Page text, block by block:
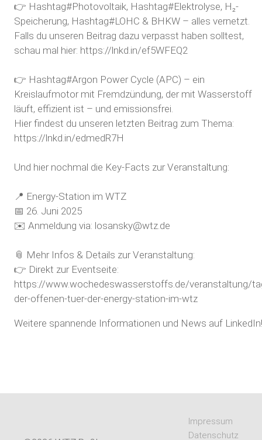
👉 Hashtag#Photovoltaik, Hashtag#Elektrolyse, H₂-
Speicherung, Hashtag#LOHC & BHKW – alles vernetzt.
Falls du unseren Beitrag dazu verpasst haben solltest,
schau mal hier: https://lnkd.in/ef5WFEQ2
👉 Hashtag#Argon Power Cycle (APC) – ein
Kreislaufmotor mit Fremdzündung, der mit Wasserstoff
läuft, effizient ist – und emissionsfrei.
Hier findest du unseren letzten Beitrag zum Thema:
https://lnkd.in/edmedR7H
Und hier nochmal die Key-Facts zur Veranstaltung:
📍 Energy-Station im WTZ
📅 26. Juni 2025
✉️ Anmeldung via: losansky@wtz.de
📎 Mehr Infos & Details zur Veranstaltung:
👉 Direkt zur Eventseite:
https://www.wochedeswasserstoffs.de/veranstaltung/
der-offenen-tuer-der-energy-station-im-wtz
Weitere spannende Informationen und News auf LinkedIn!
Impressum
Datenschutz